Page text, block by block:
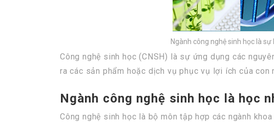
Ngành công nghệ sinh học là
Công nghệ sinh học (CNSH) là sự ứng dụng các
ra các sản phẩm hoặc dịch vụ phục vụ lợi ích của con
Ngành công nghệ sinh học là học
Công nghệ sinh học là bộ môn tập hợp các ngành